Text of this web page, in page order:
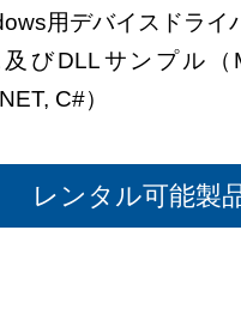
用デバイスドライ
DLLサンプル（
C#）
レンタル可能製